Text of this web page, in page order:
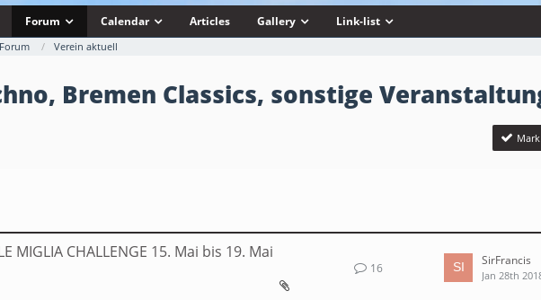
Forum Calendar Articles Gallery Link-list
Forum Verein aktuell
Bremen Classics, sonstige
MIGLIA CHALLENGE 15. Mai bis 19. Mai
16 SirFrancis
Jan 28th